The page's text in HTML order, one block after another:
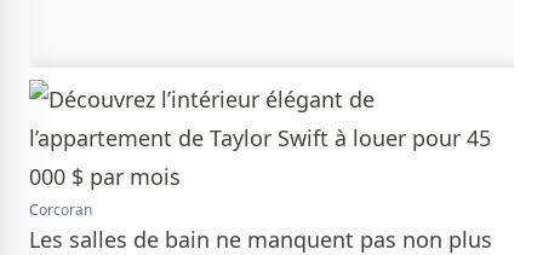
Corcoran
Les salles de bain ne manquent pas non plus